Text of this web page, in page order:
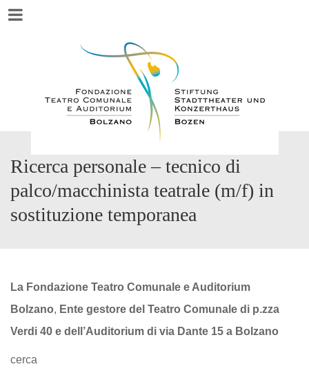
Menu
Ricerca personale – tecnico di
palco/macchinista teatrale (m/f) in
sostituzione temporanea
La Fondazione Teatro Comunale e Auditorium
Bolzano, Ente gestore del Teatro Comunale di p.zza
Verdi 40 e dell’Auditorium di via Dante 15 a Bolzano
cerca